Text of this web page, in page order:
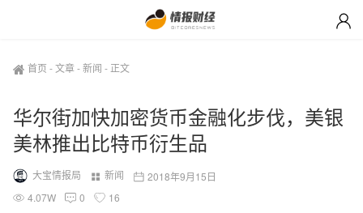
首页 -文章-新闻 - 正文
华尔街加快加密货币金融化步伐，美银
美林推出比特币衍生品
大宝情报局 新闻
2018年9月15日
4.07W
0 16